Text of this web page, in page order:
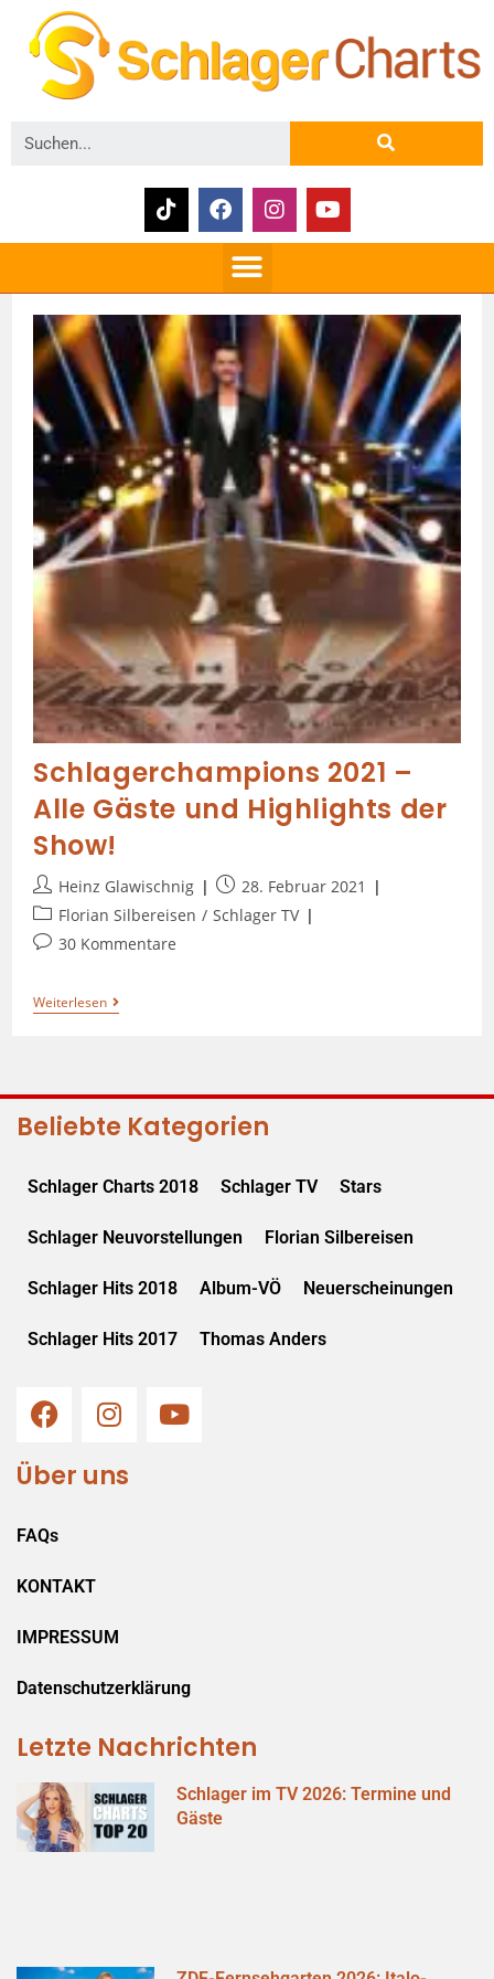
Schlagerchampions 2021 –
Alle Gäste und Highlights der
Show!
Heinz Glawischnig
28. Februar 2021
Florian Silbereisen / Schlager TV
30 Kommentare
Weiterlesen
Beliebte Kategorien
Schlager Charts 2018 Schlager TV Stars
Schlager Neuvorstellungen Florian Silbereisen
Schlager Hits 2018 Album-VÖ Neuerscheinungen
Schlager Hits 2017 Thomas Anders
Über uns
FAQs
KONTAKT
IMPRESSUM
Datenschutzerklärung
Letzte Nachrichten
Schlager im TV 2026: Termine und
Gäste